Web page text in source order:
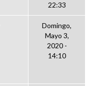
22:33
Domingo,
Mayo 3,
2020 -
14:10